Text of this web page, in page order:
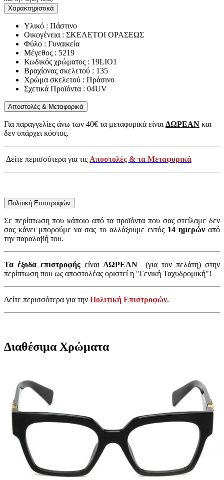
Χαρακτηριστικά
Υλικό : Πάστινο
Οικογένεια : ΣΚΕΛΕΤΟΙ ΟΡΑΣΕΩΣ
Φύλο : Γυναικεία
Μέγεθος : 5219
Κωδικός χρώματος : 19LIO1
Βραχίονας σκελετού : 135
Χρώμα σκελετού : Πράσινο
Σχετικά Προϊόντα : 04UV
Αποστολές & Μεταφορικά
Για παραγγελίες άνω των 40€ τα μεταφορικά είναιΔΩΡΕΑΝ και
δεν υπάρχει κόστος.
Δείτε περισσότερα για τις Αποστολές & τα Μεταφορικά
Πολιτική Επιστροφών
Σε περίπτωση που κάποιο από τα προϊόντα που σας στείλαμε δεν
σας κάνει μπορούμε να σας το αλλάξουμε εντός 14 ημερώναπό
την παραλαβή του.
Τα έξοδα επιστροφής είναι ΔΩΡΕΑΝ (για τον πελάτη) στην
περίπτωση που ως αποστολέας οριστεί η "Γενική Ταχυδρομική"!
Δείτε περισσότερα για την Πολιτική Επιστροφών.
Διαθέσιμα Χρώματα